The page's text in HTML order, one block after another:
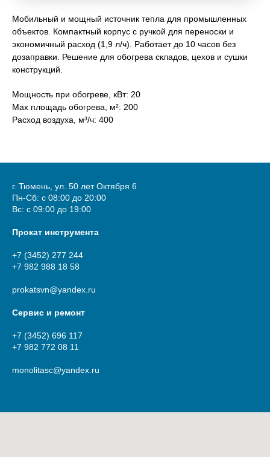
Мобильный и мощный источник тепла для промышленных
объектов. Компактный корпус с ручкой для переноски и
экономичный расход (1,9 л/ч). Работает до 10 часов без
дозаправки. Решение для обогрева складов, цехов и сушки
конструкций.
Мощность при обогреве, кВт: 20
Max площадь обогрева, м²: 200
Расход воздуха, м³/ч: 400
г. Тюмень, ул. 50 лет Октября 6
Пн-Сб: с 08:00 до 20:00
Вс: с 09:00 до 19:00
Прокат инструмента
+7 (3452) 277 244
+7 982 988 18 58
prokatsvn@yandex.ru
Сервис и ремонт
+7 (3452) 696 117
+7 982 772 08 11
monolitasc@yandex.ru